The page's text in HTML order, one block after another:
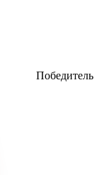
Победитель